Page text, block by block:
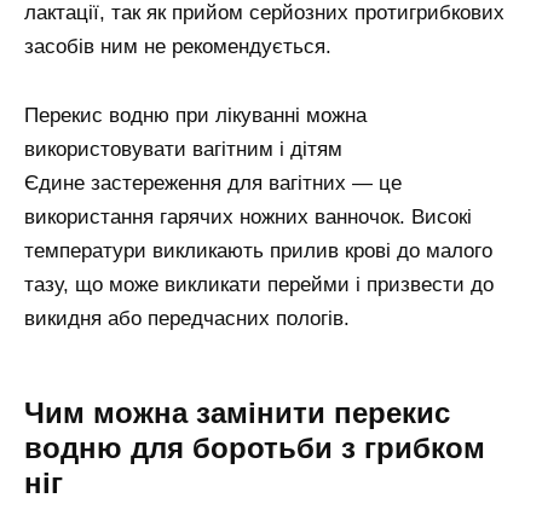
лактації, так як прийом серйозних протигрибкових
засобів ним не рекомендується.
Перекис водню при лікуванні можна
використовувати вагітним і дітям
Єдине застереження для вагітних — це
використання гарячих ножних ванночок. Високі
температури викликають прилив крові до малого
тазу, що може викликати перейми і призвести до
викидня або передчасних пологів.
Чим можна замінити перекис
водню для боротьби з грибком
ніг